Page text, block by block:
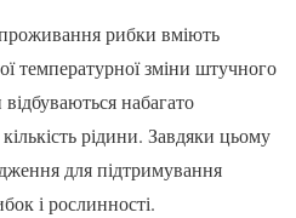
рибки вміють
температурної зміни штучного
набагато
рідини. Завдяки цьому
для підтримування
і рослинності.